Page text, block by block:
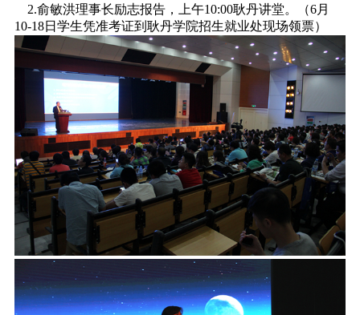
2.俞敏洪理事长励志报告，上午10:00耿丹讲堂。（6月
10-18日学生凭准考证到耿丹学院招生就业处现场领票）